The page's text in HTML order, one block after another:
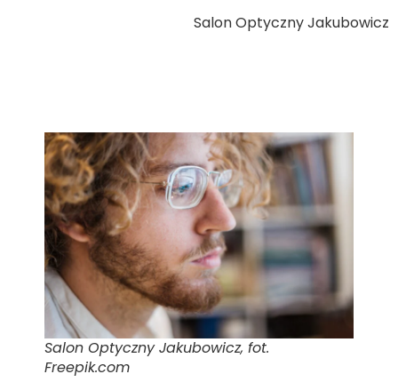
Salon Optyczny Jakubowicz
Salon Optyczny Jakubowicz, fot.
Freepik.com